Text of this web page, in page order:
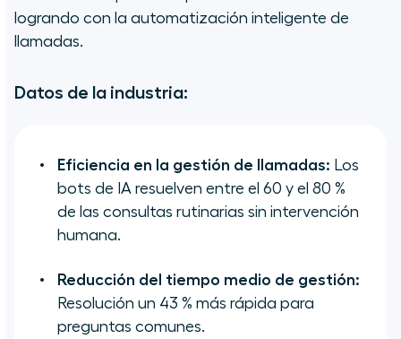
logrando con la automatización inteligente de
llamadas.
Datos de la industria:
Eficiencia en la gestión de llamadas: Los
bots de IA resuelven entre el 60 y el 80 %
de las consultas rutinarias sin intervención
humana.
Reducción del tiempo medio de gestión:
Resolución un 43 % más rápida para
preguntas comunes.